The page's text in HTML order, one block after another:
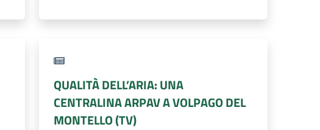
QUALITÀ DELL’ARIA: UNA
CENTRALINA ARPAV A VOLPAGO DEL
MONTELLO (TV)